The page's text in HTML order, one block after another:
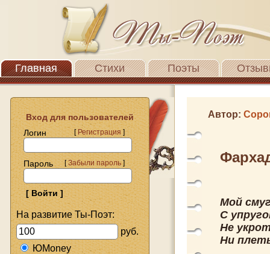
Главная Стихи Поэты
Вход для пользователей
Логин
[Регистрация]
Пароль [Забыли пароль]
На развитие Ты-Поэт:
руб.
ЮMoney
Автор:
Мой
С
Не
Ни